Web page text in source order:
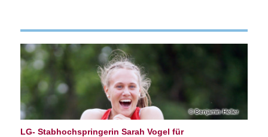
Benjamin Heller
LG- Stabhochspringerin Sarah Vogel für